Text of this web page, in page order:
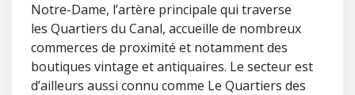
Notre-Dame, l’artère principale qui traverse
les Quartiers du Canal, accueille de nombreux
commerces de proximité et notamment des
boutiques vintage et antiquaires. Le secteur est
d’ailleurs aussi connu comme Le Quartiers des